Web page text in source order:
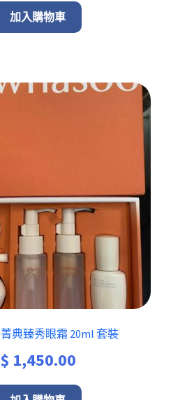
加入購物車
典臻秀眼霜 20ml 套裝
$ 1,450.00